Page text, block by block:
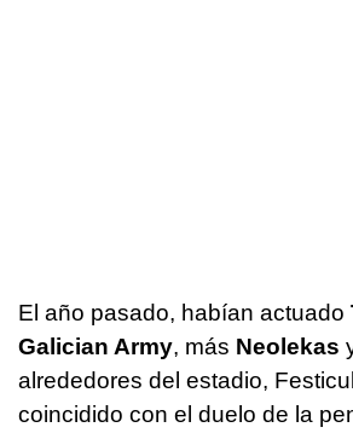
El año pasado, habían actuado
Galician Army, más Neolekas
alrededores del estadio,
coincidido con el duelo de la